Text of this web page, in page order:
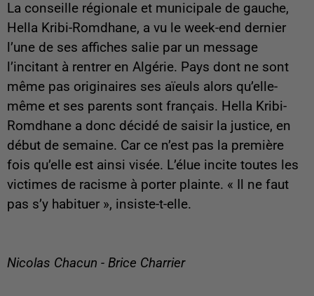
La conseille régionale et municipale de gauche,
Hella Kribi-Romdhane, a vu le week-end dernier
l’une de ses affiches salie par un message
l’incitant à rentrer en Algérie. Pays dont ne sont
même pas originaires ses aïeuls alors qu’elle-
même et ses parents sont français. Hella Kribi-
Romdhane a donc décidé de saisir la justice, en
début de semaine. Car ce n’est pas la première
fois qu’elle est ainsi visée. L’élue incite toutes les
victimes de racisme à porter plainte. « Il ne faut
pas s’y habituer », insiste-t-elle.
Nicolas Chacun - Brice Charrier